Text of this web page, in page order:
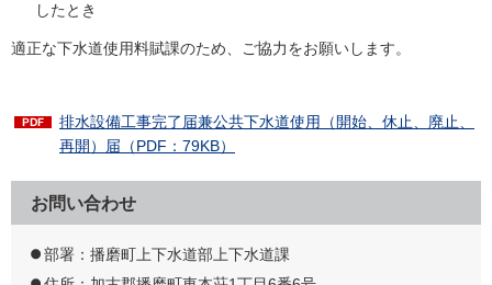
したとき
適正な下水道使用料賦課のため、ご協力をお願いします。
排水設備工事完了届兼公共下水道使用（開始、休止、廃止、
再開）届（PDF：79KB）
お問い合わせ
部署：播磨町上下水道部上下水道課